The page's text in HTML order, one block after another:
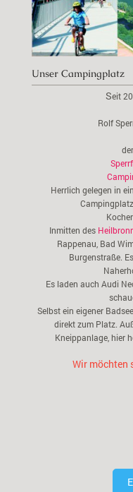
Unser Campingplatz
Seit
Rolf
Herrlich gelegen in
Inmitten des
Rappenau, Bad
Burgenstraße.
Es laden auch Audi
Selbst ein eigener
direkt zum Platz.
Kneippanlage, hier
Wir möchten